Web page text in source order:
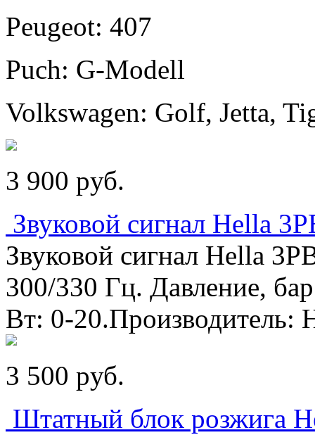
Peugeot: 407
Puch: G-Modell
Volkswagen: Golf, Jetta,
3 900 pуб.
Звуковой сигнал Hella
Звуковой сигнал Hella
300/330 Гц. Давление,
Вт: 0-20.Производитель:
3 500 pуб.
Штатный блок розжига